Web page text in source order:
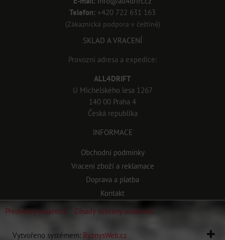
Telefon: +420 722 631 163
(Zákaznická podpora v češtině)
SKLAD A VRACENÍ
Provozní adresa a expedice:
ALL4DRIFT
U Michelského lesa 1267
140 00 Praha 4
Česká republika
INFORMACE
Obchodní podmínky
Vracení zboží a reklamace
Doprava a platba
Kontakt
Předvolby soukromí
Zásady ochrany soukromí
Vytvořeno systémem: ByznysWeb.cz